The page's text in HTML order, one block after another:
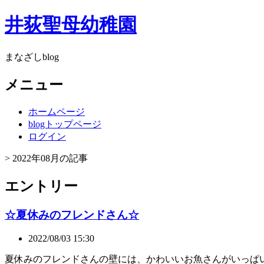
井荻聖母幼稚園
まなざしblog
メニュー
ホームページ
blogトップページ
ログイン
> 2022年08月の記事
エントリー
☆夏休みのフレンドさん☆
2022/08/03 15:30
夏休みのフレンドさんの壁には、かわいいお魚さんがいっ